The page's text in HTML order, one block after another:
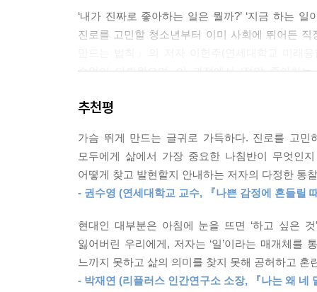
다시 말하지만 각 가치의 영역은 복합적으로도 나
살다 보면 어떤 기회를 만나는 순간이 옵니다. 그
인지도 모르고 지나칠 때가 많습니다. 그러나 만
이 갑작스럽게 여러분의 역량이 발현될 기회가 생
--- p.221
내가 좋아하는 것을 풍성하게 경험하고, 좋아하는
연한 기회’를 만날 확률이 늘어납니다. 기회란 대
--- p.239
‘내가 진짜로 좋아하는 일은 뭘까?’ ‘지금 하는
진로를 고민할 청소년부터 이미 사회에 뛰어든 직
수없이 다뤄왔으며, 이 과정에서 ‘정말 좋아하
삶의 방향성을 정하는 방법을 알리고자 이 책을 썼
왜 정말 좋아하는 일을 하며 사는 것이 중요한 걸
빠른 기술 발전으로 격변하는 현대 사회에서,
상황에서 오는 불안과 좌절을 견디고, 붙잡은 일
만족이다.
물론 어떤 일을 좋아하기만 해서야 직업으로
뜻밖의 기회를 잡을 확률이 늘어난다. 만일 꾸준
될 수도 있다. 미국의 저명한 진로상담학자 존
추천평
가슴 뛰게 만드는 글귀로 가득하다. 진로를 고
모두에게 삶에서 가장 중요한 나침반이 무엇인
어떻게 찾고 발현할지 안내하는 저자의 다정한 통
- 권수영 (연세대학교 교수, 『나쁜 감정에 흔들릴
현대인 대부분은 아침에 눈을 뜨면 ‘하고 싶은
잃어버린 우리에게, 저자는 ‘일’이라는 매개체를
느끼지 못하고 삶의 의미를 찾지 못해 공허하고 혼
- 박재연 (리플러스 인간연구소 소장, 『나는 왜 네